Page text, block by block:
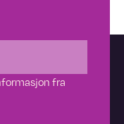
fra